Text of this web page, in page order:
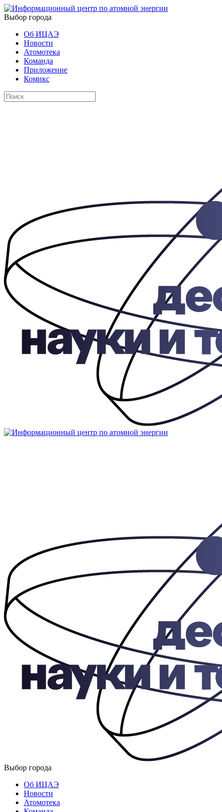
Выбор города
Об ИЦАЭ
Новости
Атомотека
Команда
Приложение
Комикс
Выбор города
Об ИЦАЭ
Новости
Атомотека